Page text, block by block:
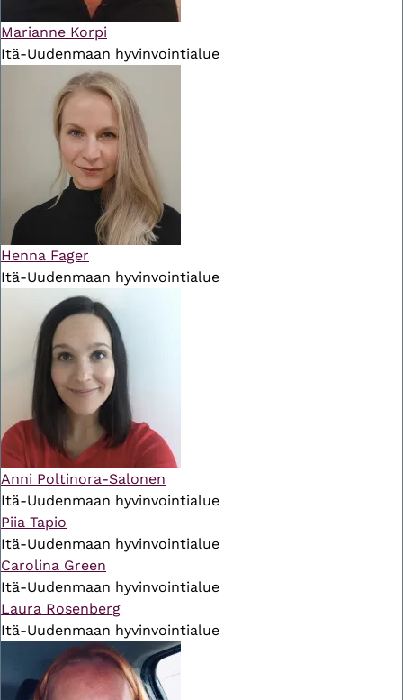
Marianne Korpi
Itä-Uudenmaan hyvinvointialue
Henna Fager
Itä-Uudenmaan hyvinvointialue
Anni Poltinora-Salonen
Itä-Uudenmaan hyvinvointialue
Piia Tapio
Itä-Uudenmaan hyvinvointialue
Carolina Green
Itä-Uudenmaan hyvinvointialue
Laura Rosenberg
Itä-Uudenmaan hyvinvointialue